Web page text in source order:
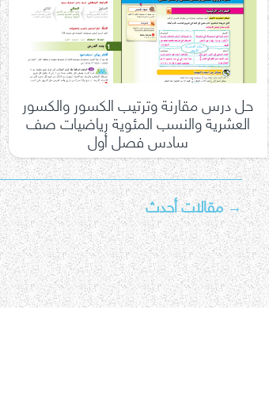
حل درس مقارنة وترتيب الكسور والكسور
العشرية والنسب المئوية رياضيات صف
سادس فصل أول
تعدد
صفحات
المقالات
→مقالات أحدث